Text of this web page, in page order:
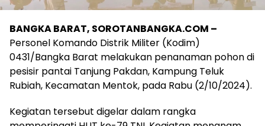
BANGKA BARAT, SOROTANBANGKA.COM –
Personel Komando Distrik Militer (Kodim)
0431/Bangka Barat melakukan penanaman pohon di
pesisir pantai Tanjung Pakdan, Kampung Teluk
Rubiah, Kecamatan Mentok, pada Rabu (2/10/2024).
Kegiatan tersebut digelar dalam rangka